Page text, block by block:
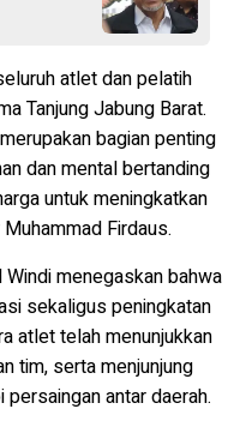
atlet dan pelatih
Tanjung Jabung Barat.
bagian penting
dan mental bertanding
untuk meningkatkan
Firdaus.
menegaskan bahwa
sekaligus peningkatan
atlet telah menunjukkan
tim, serta menjunjung
antar daerah.